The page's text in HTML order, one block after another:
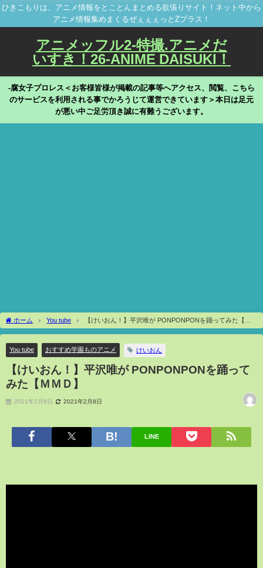
ひきこもりは、アニメ情報をとことんまとめる欲張りサイト！ネット中から
アニメ情報集めまくるぜぇぇぇっとZプラス！
アニメッフル2-特撮.アニメだ
いすき！26-ANIME DAISUKI！
-腐女子プロレス＜お客様皆様が掲載の記事等へアクセス、閲覧、こちら
のサービスを利用される事でかろうじて運営できています＞本日は足元
が悪い中ご足労頂き誠に有難うございます。
ホーム You tube
【けいおん！】平沢唯が PONPONPONを踊ってみた【Ｍ
ＭＤ】
You tube おすすめ学園ものアニメ けいおん
【けいおん！】平沢唯が PONPONPONを踊って
みた【ＭＭＤ】
2021年2月8日 2021年2月8日
LINE